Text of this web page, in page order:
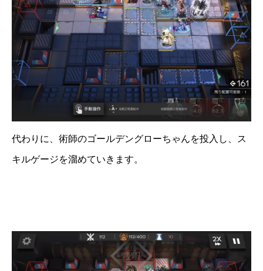
代わりに、術師のゴールデングローちゃんを投入し、ス
キルゲージを溜めていきます。